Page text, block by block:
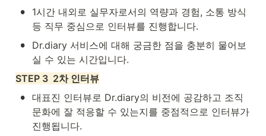
•
1시간 내외로 실무자로서의 역량과 경험, 소통 방식
등 직무 중심으로 인터뷰를 진행합니다.
•
Dr.diary 서비스에 대해 궁금한 점을 충분히 물어보
실 수 있는 시간입니다.
STEP 3  2차 인터뷰
• 대표진 인터뷰로 Dr.diary의 비전에 공감하고 조직
문화에 잘 적응할 수 있는지를 중점적으로 인터뷰가
진행됩니다.